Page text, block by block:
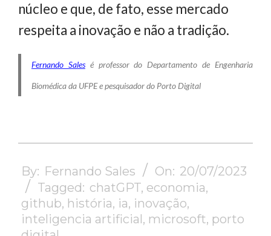
núcleo e que, de fato, esse mercado
respeita a inovação e não a tradição.
Fernando Salesé professor do Departamento de Engenharia
Biomédica da UFPE e pesquisador do Porto Digital
07-
20
By: Fernando Sales On: 20/07/2023
Tagged: chatGPT, economia,
github, história, ia, inovação,
inteligencia artificial, microsoft, porto